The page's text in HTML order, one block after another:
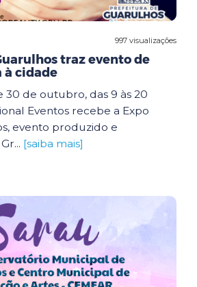
997 visualizações
traz evento de
à cidade
30 de outubro, das 9 às 20
Eventos recebe a Expo
evento produzido e
[saiba mais]